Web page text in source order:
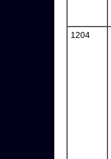
1204